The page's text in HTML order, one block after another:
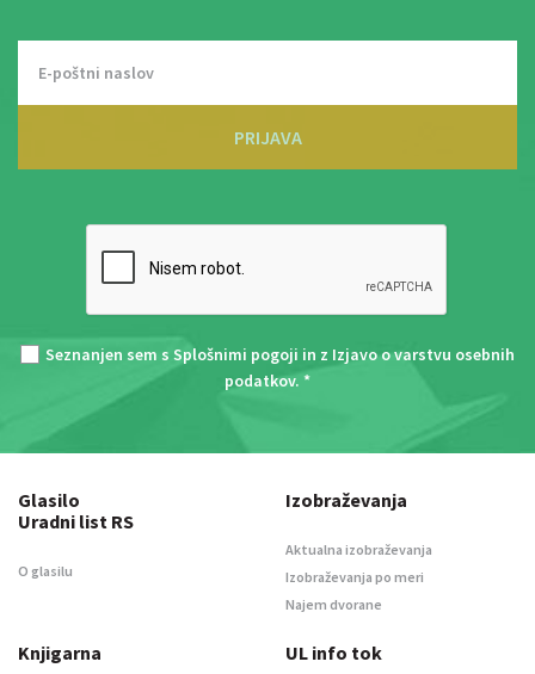
PRIJAVA
Seznanjen sem s Splošnimi pogoji in z Izjavo o varstvu osebnih
podatkov. *
Glasilo
Uradni list RS
O glasilu
Izobraževanja
Aktualna izobraževanja
Izobraževanja po meri
Najem dvorane
Knjigarna UL info tok